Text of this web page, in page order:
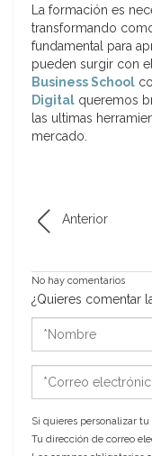
La formación es
transformando
fundamental para
pueden surgir con
Business School
Digital queremos
las ultimas
mercado.
Anterior
No hay comentarios
¿Quieres comentar
*Nombre
*Correo
electrónico
Si quieres personalizar
Tu dirección de correo